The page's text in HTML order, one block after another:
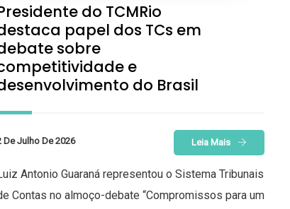
do TCMRio
papel dos TCs em
sobre
e
do Brasil
De Julho De 2026 Leia Mais
Antonio Guaraná representou o Sistema Tribunais
Contas no almoço-debate “Compromissos para um